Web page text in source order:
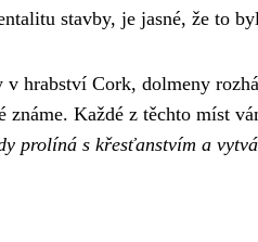
stavby, je jasné, že to
hrabství Cork, dolmeny
Každé z těchto míst
prolíná s křesťanstvím a